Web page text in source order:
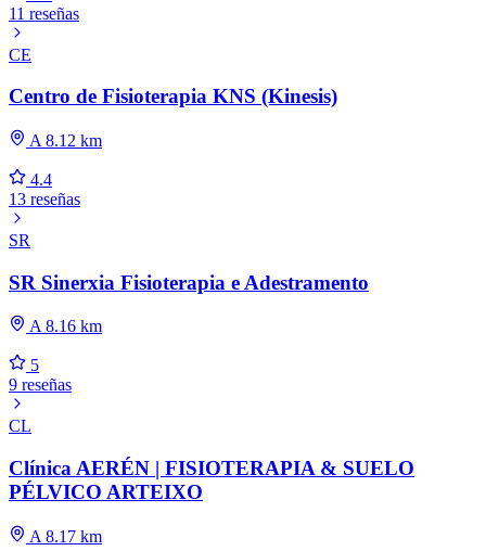
11 reseñas
CE
Centro de Fisioterapia KNS (Kinesis)
A 8.12 km
4.4
13 reseñas
SR
SR Sinerxia Fisioterapia e Adestramento
A 8.16 km
5
9 reseñas
CL
Clínica AERÉN | FISIOTERAPIA & SUELO
PÉLVICO ARTEIXO
A 8.17 km